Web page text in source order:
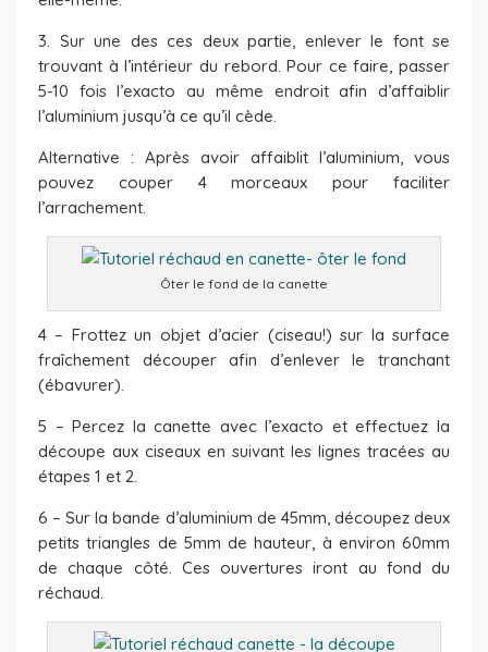
3. Sur une des ces deux partie, enlever le font se
trouvant à l’intérieur du rebord. Pour ce faire, passer
5-10 fois l’exacto au même endroit afin d’affaiblir
l’aluminium jusqu’à ce qu’il cède.
Alternative : Après avoir affaiblit l’aluminium, vous
pouvez couper 4 morceaux pour faciliter
l’arrachement.
Ôter le fond de la canette
4 – Frottez un objet d’acier (ciseau!) sur la surface
fraîchement découper afin d’enlever le tranchant
(ébavurer).
5 – Percez la canette avec l’exacto et effectuez la
découpe aux ciseaux en suivant les lignes tracées au
étapes 1 et 2.
6 – Sur la bande d’aluminium de 45mm, découpez deux
petits triangles de 5mm de hauteur, à environ 60mm
de chaque côté. Ces ouvertures iront au fond du
réchaud.